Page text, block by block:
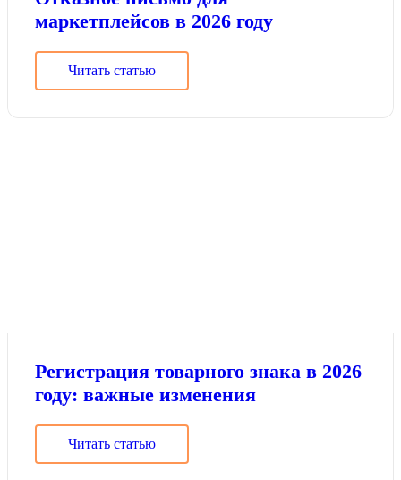
маркетплейсов в 2026 году
Читать статью
Регистрация товарного знака в 2026
году: важные изменения
Читать статью